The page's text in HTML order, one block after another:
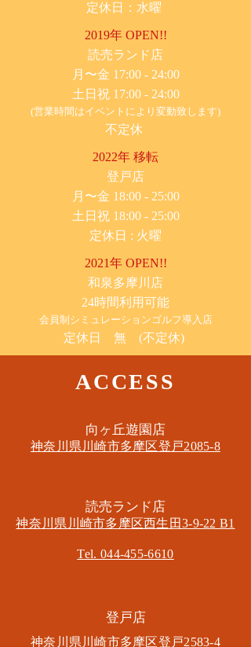
定休日：水曜
2019年 OPEN!!
​読売ランド店
月〜金 17:00 - 24:00
土日祝 17:00 - 24:00
(営業時間はイベントにより変動致します)
不定休
2022年 移転
​登戸店
月〜金 18:00 - 25:00
土日祝 18:00 - 25:00
​定休日 : 火曜
2021年 OPEN!!
​和泉多摩川店
24時間利用可能
​会員制シミュレーションゴルフ導入店
定休日 無 (不定休)
ACCESS
​向ヶ丘遊園店
神奈川県川崎市多摩区​登戸2085-8
​読売ランド店
神奈川県川崎市多摩区​西生田3-9-22 B1
Tel. 044-455-6610
​登戸店
神奈川県川崎市多摩区​登戸2583-4